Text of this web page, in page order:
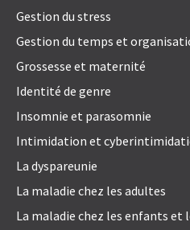
Gestion du stress
Gestion du temps et
Grossesse et maternité
Identité de genre
Insomnie et parasomnie
Intimidation et
La dyspareunie
La maladie chez les adultes
La maladie chez les enfants et